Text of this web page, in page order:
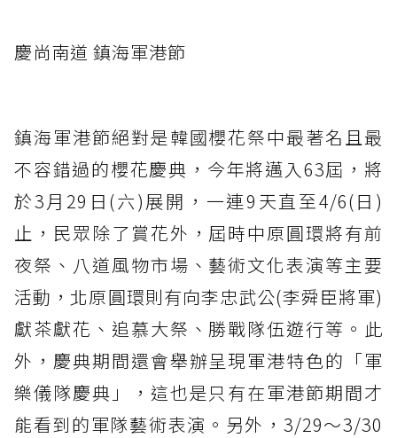
慶尚南道 鎮海軍港節
鎮海軍港節絕對是韓國櫻花祭中最著名且最
不容錯過的櫻花慶典，今年將邁入63屆，將
於3月29日(六)展開，一連9天直至4/6(日)
止，民眾除了賞花外，屆時中原圓環將有前
夜祭、八道風物市場、藝術文化表演等主要
活動，北原圓環則有向李忠武公(李舜臣將軍)
獻茶獻花、追慕大祭、勝戰隊伍遊行等。此
外，慶典期間還會舉辦呈現軍港特色的「軍
樂儀隊慶典」，這也是只有在軍港節期間才
能看到的軍隊藝術表演。另外，3/29～3/30